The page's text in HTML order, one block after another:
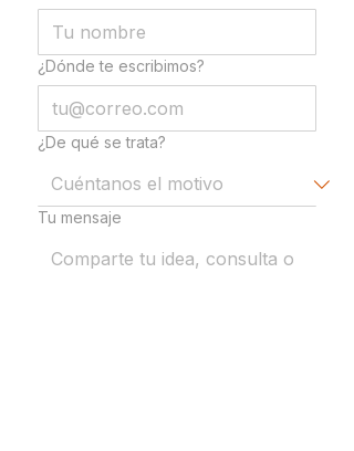
¿Dónde te escribimos?
¿De qué se trata?
Tu mensaje